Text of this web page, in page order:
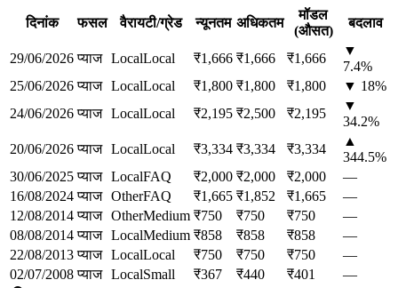
दिनांक फसल वैरायटी/ग्रेड न्यूनतम अधिकतम
मॉडल
(औसत)
बदलाव
29/06/2026 प्याज LocalLocal ₹1,666 ₹1,666 ₹1,666
▼
7.4%
25/06/2026 प्याज LocalLocal ₹1,800 ₹1,800 ₹1,800 ▼ 18%
24/06/2026 प्याज LocalLocal ₹2,195 ₹2,500 ₹2,195
▼
34.2%
20/06/2026 प्याज LocalLocal ₹3,334 ₹3,334 ₹3,334
▲
344.5%
30/06/2025 प्याज LocalFAQ ₹2,000 ₹2,000 ₹2,000
—
16/08/2024 प्याज OtherFAQ ₹1,665 ₹1,852 ₹1,665
—
12/08/2014 प्याज OtherMedium ₹750 ₹750 ₹750
—
08/08/2014 प्याज LocalMedium ₹858 ₹858 ₹858
—
22/08/2013 प्याज LocalLocal ₹750 ₹750 ₹750
—
02/07/2008 प्याज LocalSmall ₹367 ₹440 ₹401 —